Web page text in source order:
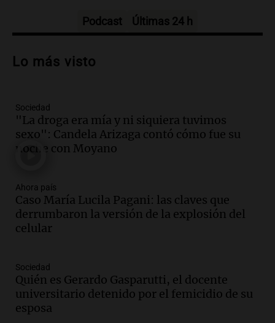
Audio.Errores no forzados del Gobierno
política
Audio.
Detienen a Gerardo Gasparuti por
homicidio tras muerte de su esposa en
accidente automovilístico
Noticias
Audio.
en suspenso a hombre que simuló robo
de millones en San Luis
Panorama Federal
reconstrucción de 373 lozas en la
autopista de las Serranías Puntanas
Panorama Federal
Episodios
Podcast Últimas 24 h
Lo más visto
Sociedad
"La droga era mía y ni siquiera tuvimos
sexo": Candela Arizaga contó cómo fue su
noche con Moyano
Ahora país
Caso María Lucila Pagani: las claves que
derrumbaron la versión de la explosión del
celular
Sociedad
Quién es Gerardo Gasparutti, el docente
universitario detenido por el femicidio de su
esposa